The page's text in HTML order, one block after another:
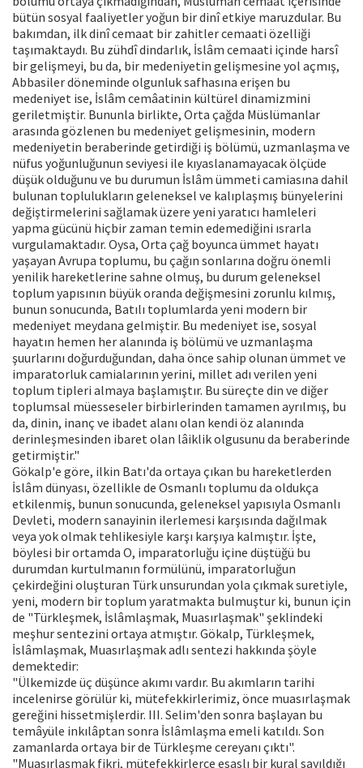
bütün sosyal faaliyetler yoğun bir dinî etkiye maruzdular. Bu
bakımdan, ilk dinî cemaat bir zahitler cemaati özelliği
taşımaktaydı. Bu zühdî dindarlık, İslâm cemaati içinde harsî
bir gelişmeyi, bu da, bir medeniyetin gelişmesine yol açmış,
Abbasiler döneminde olgunluk safhasına erişen bu
medeniyet ise, İslâm cemâatinin kültürel dinamizmini
geriletmiştir. Bununla birlikte, Orta çağda Müslümanlar
arasında gözlenen bu medeniyet gelişmesinin, modern
medeniyetin beraberinde getirdiği iş bölümü, uzmanlaşma ve
nüfus yoğunluğunun seviyesi ile kıyaslanamayacak ölçüde
düşük olduğunu ve bu durumun İslâm ümmeti camiasına dahil
bulunan toplulukların geleneksel ve kalıplaşmış bünyelerini
değiştirmelerini sağlamak üzere yeni yaratıcı hamleleri
yapma gücünü hiçbir zaman temin edemediğini ısrarla
vurgulamaktadır. Oysa, Orta çağ boyunca ümmet hayatı
yaşayan Avrupa toplumu, bu çağın sonlarına doğru önemli
yenilik hareketlerine sahne olmuş, bu durum geleneksel
toplum yapısının büyük oranda değişmesini zorunlu kılmış,
bunun sonucunda, Batılı toplumlarda yeni modern bir
medeniyet meydana gelmiştir. Bu medeniyet ise, sosyal
hayatın hemen her alanında iş bölümü ve uzmanlaşma
şuurlarını doğurduğundan, daha önce sahip olunan ümmet ve
imparatorluk camialarının yerini, millet adı verilen yeni
toplum tipleri almaya başlamıştır. Bu süreçte din ve diğer
toplumsal müesseseler birbirlerinden tamamen ayrılmış, bu
da, dinin, inanç ve ibadet alanı olan kendi öz alanında
derinleşmesinden ibaret olan lâiklik olgusunu da beraberinde
getirmiştir."
Gökalp'e göre, ilkin Batı'da ortaya çıkan bu hareketlerden
İslâm dünyası, özellikle de Osmanlı toplumu da oldukça
etkilenmiş, bunun sonucunda, geleneksel yapısıyla Osmanlı
Devleti, modern sanayinin ilerlemesi karşısında dağılmak
veya yok olmak tehlikesiyle karşı karşıya kalmıştır. İşte,
böylesi bir ortamda O, imparatorluğu içine düştüğü bu
durumdan kurtulmanın formülünü, imparatorluğun
çekirdeğini oluşturan Türk unsurundan yola çıkmak suretiyle,
yeni, modern bir toplum yaratmakta bulmuştur ki, bunun için
de "Türkleşmek, İslâmlaşmak, Muasırlaşmak" şeklindeki
meşhur sentezini ortaya atmıştır. Gökalp, Türkleşmek,
İslâmlaşmak, Muasırlaşmak adlı sentezi hakkında şöyle
demektedir:
"Ülkemizde üç düşünce akımı vardır. Bu akımların tarihi
incelenirse görülür ki, mütefekkirlerimiz, önce muasırlaşmak
gereğini hissetmişlerdir. III. Selim'den sonra başlayan bu
temâyüle inkılâptan sonra İslâmlaşma emeli katıldı. Son
zamanlarda ortaya bir de Türkleşme cereyanı çıktı".
"Muasırlaşmak fikri, mütefekkirlerce esaslı bir kural sayıldığı